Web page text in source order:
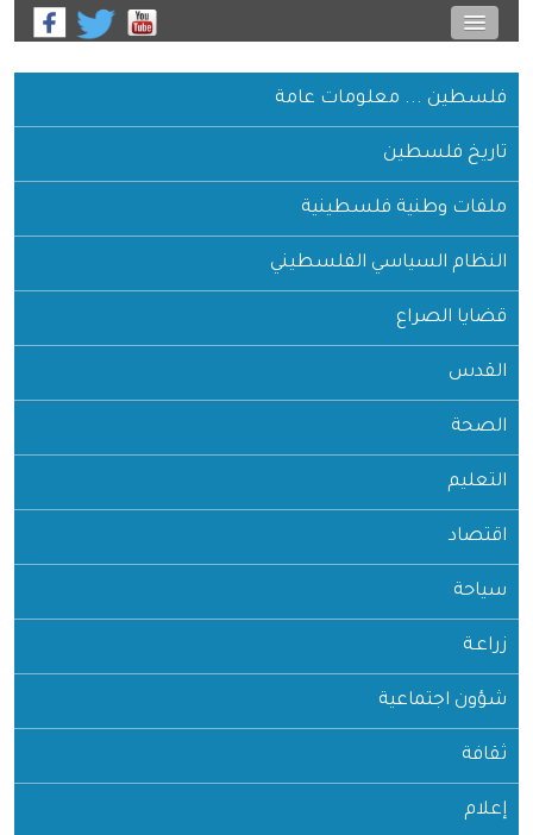
فلسطين ... معلومات عامة
تاريخ فلسطين
ملفات وطنية فلسطينية
النظام السياسي الفلسطيني
قضايا الصراع
القدس
الصحة
التعليم
اقتصاد
سياحة
زراعـة
شؤون اجتماعية
ثقافة
إعلام